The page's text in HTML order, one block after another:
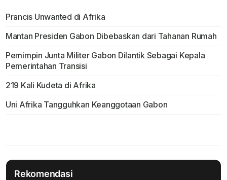
Prancis Unwanted di Afrika
Mantan Presiden Gabon Dibebaskan dari Tahanan Rumah
Pemimpin Junta Militer Gabon Dilantik Sebagai Kepala
Pemerintahan Transisi
219 Kali Kudeta di Afrika
Uni Afrika Tangguhkan Keanggotaan Gabon
Rekomendasi